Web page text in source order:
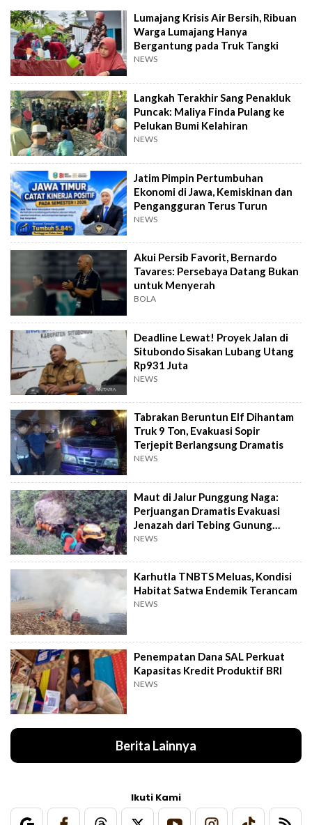
Lumajang Krisis Air Bersih, Ribuan
Warga Lumajang Hanya
Bergantung pada Truk Tangki
NEWS
Langkah Terakhir Sang Penakluk
Puncak: Maliya Finda Pulang ke
Pelukan Bumi Kelahiran
NEWS
Jatim Pimpin Pertumbuhan
Ekonomi di Jawa, Kemiskinan dan
Pengangguran Terus Turun
NEWS
Akui Persib Favorit, Bernardo
Tavares: Persebaya Datang Bukan
untuk Menyerah
BOLA
Deadline Lewat! Proyek Jalan di
Situbondo Sisakan Lubang Utang
Rp931 Juta
NEWS
Tabrakan Beruntun Elf Dihantam
Truk 9 Ton, Evakuasi Sopir
Terjepit Berlangsung Dramatis
NEWS
Maut di Jalur Punggung Naga:
Perjuangan Dramatis Evakuasi
Jenazah dari Tebing Gunung
Piramid
NEWS
Karhutla TNBTS Meluas, Kondisi
Habitat Satwa Endemik Terancam
NEWS
Penempatan Dana SAL Perkuat
Kapasitas Kredit Produktif BRI
NEWS
Berita Lainnya
Ikuti Kami